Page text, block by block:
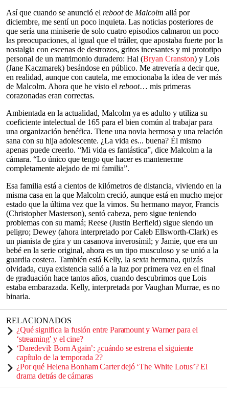
Así que cuando se anunció el rebootde Malcolm allá por
diciembre, me sentí un poco inquieta. Las noticias posteriores de
que sería una miniserie de solo cuatro episodios calmaron un poco
las preocupaciones, al igual que el tráiler, que apostaba fuerte por la
nostalgia con escenas de destrozos, gritos incesantes y mi prototipo
personal de un matrimonio duradero: Hal (Bryan Cranston) y Lois
(Jane Kaczmarek) besándose en público. Me atrevería a decir que,
en realidad, aunque con cautela, me emocionaba la idea de ver más
de Malcolm. Ahora que he visto el reboot… mis primeras
corazonadas eran correctas.
Ambientada en la actualidad, Malcolm ya es adulto y utiliza su
coeficiente intelectual de 165 para el bien común al trabajar para
una organización benéfica. Tiene una novia hermosa y una relación
sana con su hija adolescente. ¿La vida es... buena? Él mismo
apenas puede creerlo. “Mi vida es fantástica”, dice Malcolm a la
cámara. “Lo único que tengo que hacer es mantenerme
completamente alejado de mi familia”.
Esa familia está a cientos de kilómetros de distancia, viviendo en la
misma casa en la que Malcolm creció, aunque está en mucho mejor
estado que la última vez que la vimos. Su hermano mayor, Francis
(Christopher Masterson), sentó cabeza, pero sigue teniendo
problemas con su mamá; Reese (Justin Berfield) sigue siendo un
peligro; Dewey (ahora interpretado por Caleb Ellsworth-Clark) es
un pianista de gira y un casanova inverosímil; y Jamie, que era un
bebé en la serie original, ahora es un tipo musculoso y se unió a la
guardia costera. También está Kelly, la sexta hermana, quizás
olvidada, cuya existencia salió a la luz por primera vez en el final
de graduación hace tantos años, cuando descubrimos que Lois
estaba embarazada. Kelly, interpretada por Vaughan Murrae, es no
binaria.
RELACIONADOS
¿Qué significa la fusión entre Paramount y Warner para el
‘streaming’ y el cine?
‘Daredevil: Born Again’: ¿cuándo se estrena el siguiente
capítulo de la temporada 2?
¿Por qué Helena Bonham Carter dejó ‘The White Lotus’? El
drama detrás de cámaras